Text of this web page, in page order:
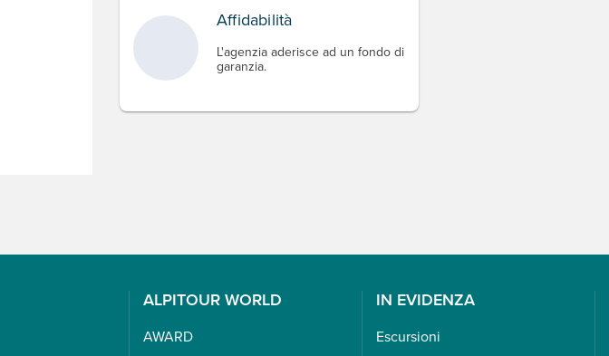
Affidabilità
L'agenzia aderisce ad un fondo di
garanzia.
ALPITOUR WORLD
AWARD
IN EVIDENZA
Escursioni